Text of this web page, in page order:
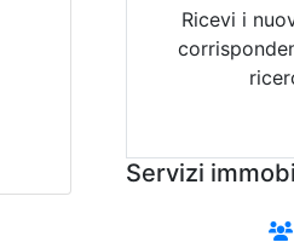
Ricevi i
Servizi